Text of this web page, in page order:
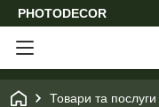
PHOTODECOR
Товари та послуги